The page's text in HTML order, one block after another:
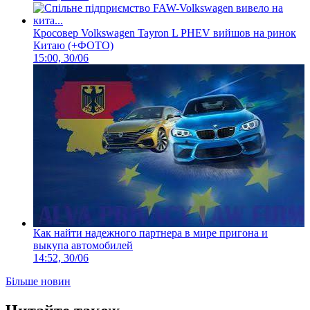
Кросовер Volkswagen Tayron L PHEV вийшов на ринок
Китаю (+ФОТО)
15:00, 30/06
Как найти надежного партнера в мире пригона и
выкупа автомобилей
14:52, 30/06
Більше новин